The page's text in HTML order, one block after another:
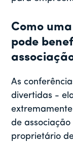
Como
pode
As
divertidas -
de
proprietário